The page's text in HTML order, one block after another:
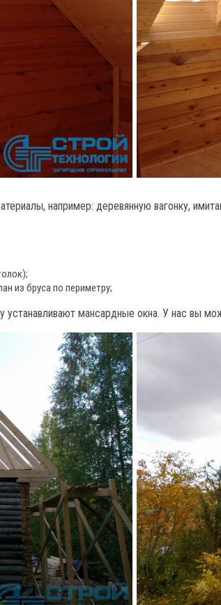
например: деревянную вагонку,
из бруса по периметру;
мансардные окна. У нас вы